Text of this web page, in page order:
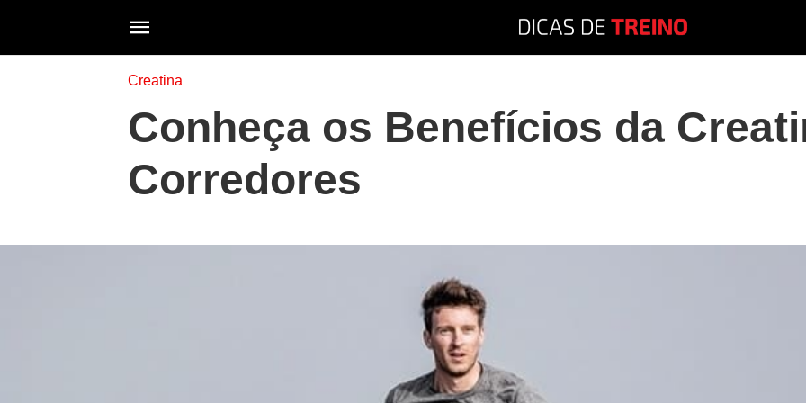
Creatina
Conheça os Benefícios da
Corredores